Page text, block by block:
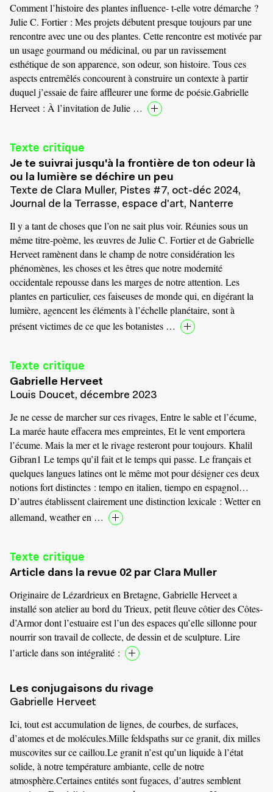
Comment l’histoire des plantes influence- t-elle votre démarche ?
Julie C. Fortier : Mes projets débutent presque toujours par une
rencontre avec une ou des plantes. Cette rencontre est motivée par
un usage gourmand ou médicinal, ou par un ravissement
esthétique de son apparence, son odeur, son histoire. Tous ces
aspects entremêlés concourent à construire un contexte à partir
duquel j’essaie de faire affleurer une forme de poésie.Gabrielle
Herveet : À l’invitation de Julie …
Texte critique
Je te suivrai jusqu'à la frontière de ton odeur là
ou la lumière se déchire un peu
Texte de Clara Muller, Pistes #7, oct-déc 2024,
Journal de la Terrasse, espace d'art, Nanterre
Il y a tant de choses que l’on ne sait plus voir. Réunies sous un
même titre-poème, les œuvres de Julie C. Fortier et de Gabrielle
Herveet ramènent dans le champ de notre considération les
phénomènes, les choses et les êtres que notre modernité
occidentale repousse dans les marges de notre attention. Les
plantes en particulier, ces faiseuses de monde qui, en digérant la
lumière, agencent les éléments à l’échelle planétaire, sont à
présent victimes de ce que les botanistes …
Texte critique
Gabrielle Herveet
Louis Doucet, décembre 2023
Je ne cesse de marcher sur ces rivages, Entre le sable et l’écume,
La marée haute effacera mes empreintes, Et le vent emportera
l’écume. Mais la mer et le rivage resteront pour toujours. Khalil
Gibran1 Le temps qu’il fait et le temps qui passe. Le français et
quelques langues latines ont le même mot pour désigner ces deux
notions fort distinctes : tempo en italien, tiempo en espagnol…
D’autres établissent clairement une distinction lexicale : Wetter en
allemand, weather en …
Texte critique
Article dans la revue 02 par Clara Muller
Originaire de Lézardrieux en Bretagne, Gabrielle Herveet a
installé son atelier au bord du Trieux, petit fleuve côtier des Côtes-
d’Armor dont l’estuaire est l’un des espaces qu’elle sillonne pour
nourrir son travail de collecte, de dessin et de sculpture. Lire
l’article dans son intégralité :
Les conjugaisons du rivage
Gabrielle Herveet
Ici, tout est accumulation de lignes, de courbes, de surfaces,
d’atomes et de molécules.Mille feldspaths sur ce granit, dix milles
muscovites sur ce caillou.Le granit n’est qu’un liquide à l’état
solide, à notre température ambiante, celle de notre
atmosphère.Certaines entités sont fugaces, d’autres semblent